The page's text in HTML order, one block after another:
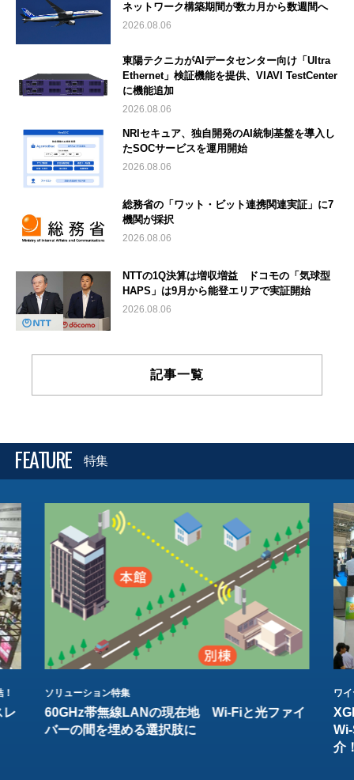
ネットワーク構築期間が数カ月から数週間へ
2026.08.06
東陽テクニカがAIデータセンター向け「Ultra
Ethernet」検証機能を提供、VIAVI TestCenter
に機能追加
2026.08.06
NRIセキュア、独自開発のAI統制基盤を導入し
たSOCサービスを運用開始
2026.08.06
総務省の「ワット・ビット連携関連実証」に7
機関が採択
2026.08.06
NTTの1Q決算は増収増益 ドコモの「気球型
HAPS」は9月から能登エリアで実証開始
2026.08.06
記事一覧
FEATURE 特集
レ
ソリューション特集
60GHz帯無線LANの現在地 Wi-Fiと光ファイ
バーの間を埋める選択肢に
ワ
介